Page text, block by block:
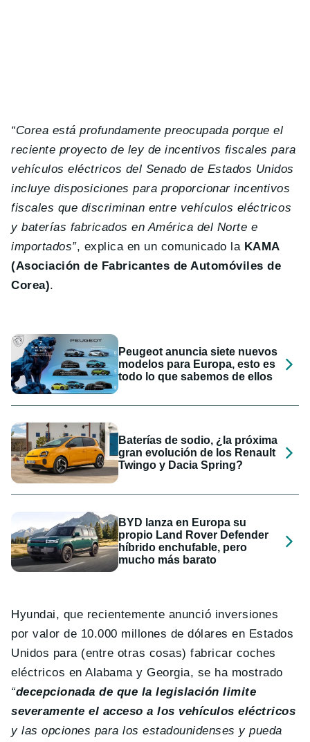
“Corea está profundamente preocupada porque el
reciente proyecto de ley de incentivos fiscales para
vehículos eléctricos del Senado de Estados Unidos
incluye disposiciones para proporcionar incentivos
fiscales que discriminan entre vehículos eléctricos
y baterías fabricados en América del Norte e
importados”, explica en un comunicado la KAMA
(Asociación de Fabricantes de Automóviles de
Corea).
Peugeot anuncia siete nuevos
modelos para Europa, esto es
todo lo que sabemos de ellos
Baterías de sodio, ¿la próxima
gran evolución de los Renault
Twingo y Dacia Spring?
BYD lanza en Europa su
propio Land Rover Defender
híbrido enchufable, pero
mucho más barato
Hyundai, que recientemente anunció inversiones
por valor de 10.000 millones de dólares en Estados
Unidos para (entre otras cosas) fabricar coches
eléctricos en Alabama y Georgia, se ha mostrado
“decepcionada de que la legislación limite
severamente el acceso a los vehículos eléctricos
y las opciones para los estadounidenses y pueda